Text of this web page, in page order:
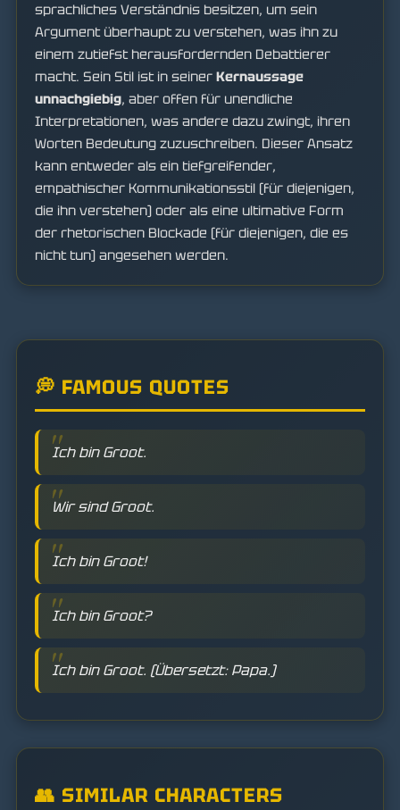
sprachliches Verständnis besitzen, um sein
Argument überhaupt zu verstehen, was ihn zu
einem zutiefst herausfordernden Debattierer
macht. Sein Stil ist in seiner Kernaussage
unnachgiebig, aber offen für unendliche
Interpretationen, was andere dazu zwingt, ihren
Worten Bedeutung zuzuschreiben. Dieser Ansatz
kann entweder als ein tiefgreifender,
empathischer Kommunikationsstil (für diejenigen,
die ihn verstehen) oder als eine ultimative Form
der rhetorischen Blockade (für diejenigen, die es
nicht tun) angesehen werden.
💭 FAMOUS QUOTES
Ich bin Groot.
Wir sind Groot.
Ich bin Groot!
Ich bin Groot?
Ich bin Groot. (Übersetzt: Papa.)
👥 SIMILAR CHARACTERS